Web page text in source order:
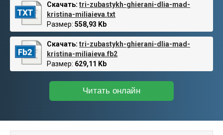
Скачать: tri-zubastykh-ghierani-dlia-mad-
kristina-miliaieva.txt
Размер: 558,93 Kb
Скачать: tri-zubastykh-ghierani-dlia-mad-
kristina-miliaieva.fb2
Размер: 629,11 Kb
Читать онлайн